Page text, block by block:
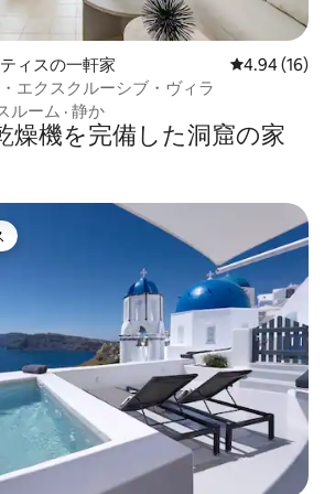
ィスの一軒家 レビュー16
4.94 (16)
エクスクルーシブ・ヴィラ
ルーム · 静か
燥機を完備した洞窟の家
イスです。